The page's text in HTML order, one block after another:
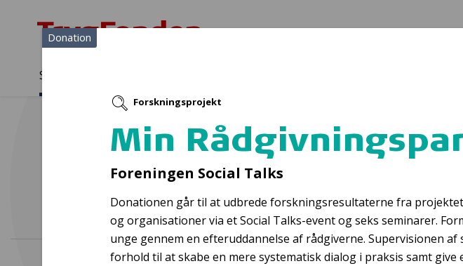
Sådan støtter vi
Projekter og donationer
Jump4fun i
Donation
Forskningsprojekt
Min
Foreningen Social Talks
Donationen går til at udbrede forskningsresultaterne fra
og organisationer via et Social Talks-event og seks seminarer.
unge gennem en efteruddannelse af rådgiverne. Supervisionen
forhold til at skabe en mere systematisk dialog i praksis samt